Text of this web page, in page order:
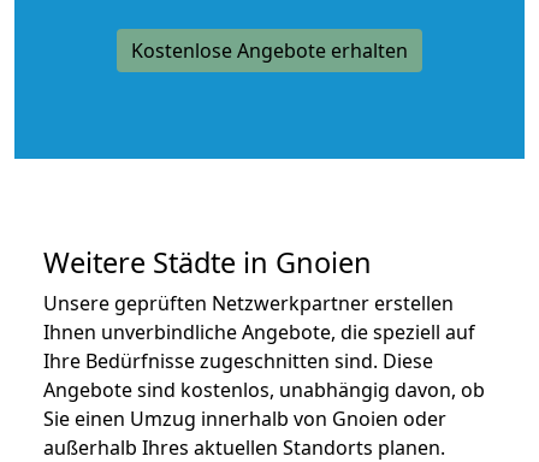
Kostenlose Angebote erhalten
Weitere Städte in Gnoien
Unsere geprüften Netzwerkpartner erstellen
Ihnen unverbindliche Angebote, die speziell auf
Ihre Bedürfnisse zugeschnitten sind. Diese
Angebote sind kostenlos, unabhängig davon, ob
Sie einen Umzug innerhalb von Gnoien oder
außerhalb Ihres aktuellen Standorts planen.